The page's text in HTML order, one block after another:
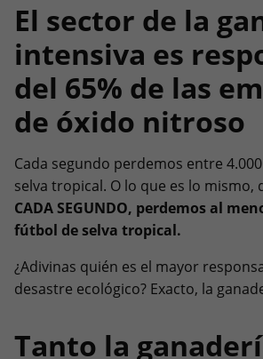
El sector de la
intensiva es
del 65% de las
de óxido nitroso
Cada segundo perdemos entre 4.000
selva tropical. O lo que es lo mismo,
CADA SEGUNDO, perdemos al
fútbol de selva tropical.
¿Adivinas quién es el mayor
desastre ecológico? Exacto, la
Tanto la